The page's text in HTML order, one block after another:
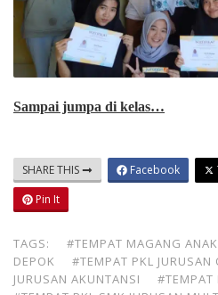
Sampai jumpa di kelas…
SHARE THIS Facebook
Pin It
TAGS:
#TEMPAT MAGANG
DEPOK
#TEMPAT PKL JURUSAN
JURUSAN AKUNTANSI
#TEMPAT